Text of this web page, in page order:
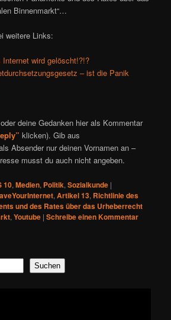
Binnenmarkt“…
weitere Links:
wird gelöscht!?!?
– ist die Panik
deine Gedanken hier als Kommentar
klicken). Gib aus
Absender nur deinen Vornamen an –
musst du auch nicht angeben.
10,Medien, Politik,Sozialkunde |
,Artikel 13, Richtlinie des
und des Rates über das Urheberrecht
,Youtube |Schreibe einen Kommentar
Suchen